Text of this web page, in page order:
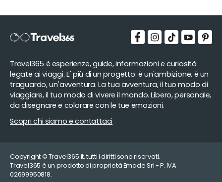
Travel365 è esperienze, guide, informazioni e curiosità
legate ai viaggi. E' più di un progetto: è un'ambizione, è un
traguardo, un'avventura. La tua avventura, il tuo modo di
viaggiare, il tuo modo di vivere il mondo. Libero, personale,
da disegnare e colorare con le tue emozioni.
Scopri chi siamo e contattaci
Copyright © Travel365.it, tutti i diritti sono riservati.
Travel365 è un prodotto di proprietà Emade Srl - P. IVA
02699950818.